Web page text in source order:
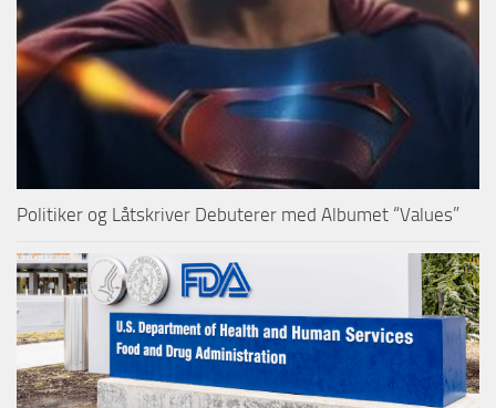
Politiker og Låtskriver Debuterer med Albumet “Values”